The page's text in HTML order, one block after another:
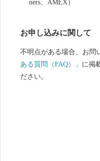
ners、AMEX）
お申し込みに関して
不明点がある場合、お問
ある質問（FAQ）」 に掲
ださい。